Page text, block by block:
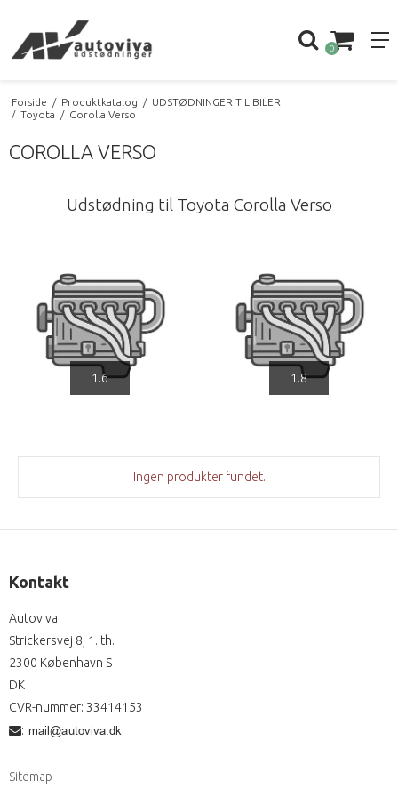
0
Forside / Produktkatalog / UDSTØDNINGER TIL BILER
/ Toyota / Corolla Verso
COROLLA VERSO
Udstødning til Toyota Corolla Verso
1.6 1.8
Ingen produkter fundet.
Kontakt
Autoviva
Strickersvej 8, 1. th.
2300 København S
DK
CVR-nummer: 33414153
:
Sitemap